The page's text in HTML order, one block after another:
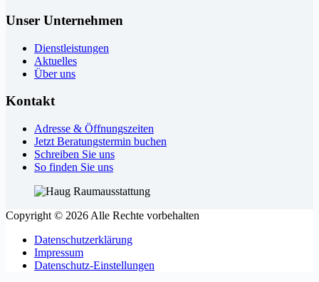
Unser Unternehmen
Dienstleistungen
Aktuelles
Über uns
Kontakt
Adresse & Öffnungszeiten
Jetzt Beratungstermin buchen
Schreiben Sie uns
So finden Sie uns
Copyright © 2026 Alle Rechte vorbehalten
Datenschutzerklärung
Impressum
Datenschutz-Einstellungen